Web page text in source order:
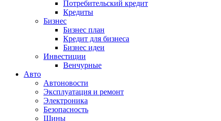
Потребительский кредит
Кредиты
Бизнес
Бизнес план
Кредит для бизнеса
Бизнес идеи
Инвестиции
Венчурные
Авто
Автоновости
Эксплуатация и ремонт
Электроника
Безопасность
Шины